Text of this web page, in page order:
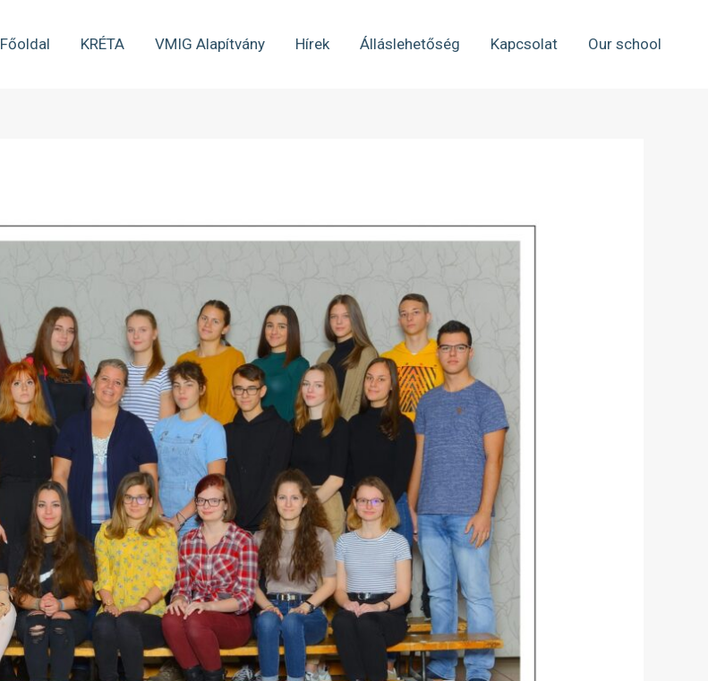
Főoldal KRÉTA VMIG Alapítvány Hírek Álláslehetőség Kapcsolat Our school